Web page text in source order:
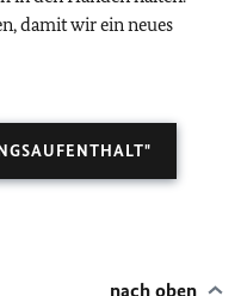
damit wir ein neues
nach oben